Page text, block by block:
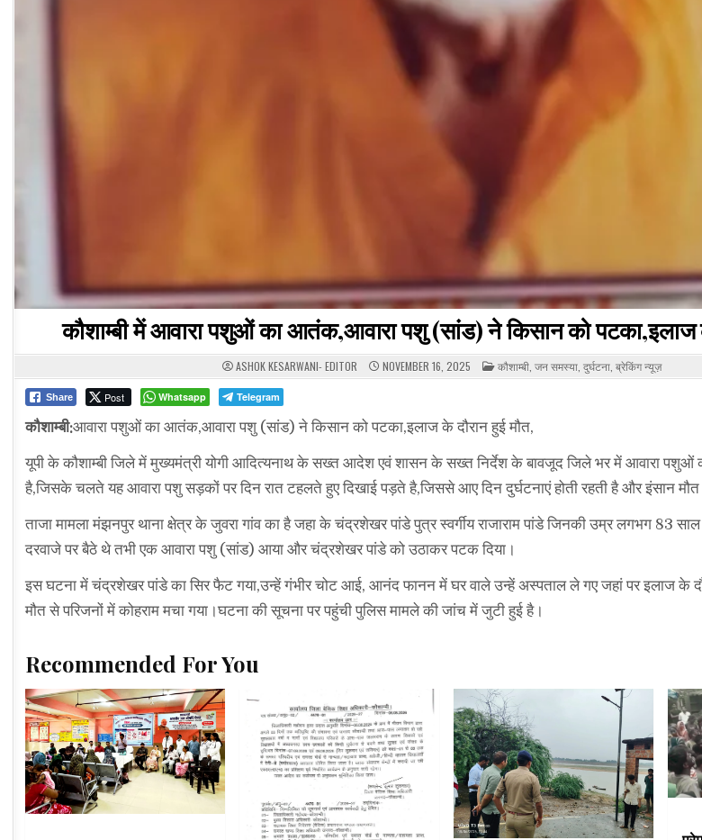
कौशाम्बी में आवारा पशुओं का आतंक,आवारा पशु (सांड) ने किसान को पटका,इलाज
ASHOK KESARWANI- EDITOR NOVEMBER 16, 2025 POSTED
IN
कौशाम्बी जन समस्या दुर्घटना ब्रेकिंग न्यूज़
Share Post Whatsapp Telegram
कौशाम्बी:आवारा पशुओं का आतंक,आवारा पशु (सांड) ने किसान को पटका,इलाज के दौरान हुई मौत,
यूपी के कौशाम्बी जिले में मुख्यमंत्री योगी आदित्यनाथ के सख्त आदेश एवं शासन के सख्त निर्देश के बावजूद जिले भर में आवारा
है,जिसके चलते यह आवारा पशु सड़कों पर दिन रात टहलते हुए दिखाई पड़ते है,जिससे आए दिन दुर्घटनाएं होती रहती है और इंसान
ताजा मामला मंझनपुर थाना क्षेत्र के जुवरा गांव का है जहा के चंद्रशेखर पांडे पुत्र स्वर्गीय राजाराम पांडे जिनकी उम्र लगभग 83
दरवाजे पर बैठे थे तभी एक आवारा पशु (सांड) आया और चंद्रशेखर पांडे को उठाकर पटक दिया।
इस घटना में चंद्रशेखर पांडे का सिर फैट गया,उन्हें गंभीर चोट आई, आनंद फानन में घर वाले उन्हें अस्पताल ले गए जहां पर इलाज के
मौत से परिजनों में कोहराम मचा गया।घटना की सूचना पर पहुंची पुलिस मामले की जांच में जुटी हुई है।
Recommended For You